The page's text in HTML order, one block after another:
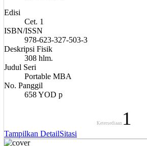
Edisi
Cet. 1
ISBN/ISSN
978-623-327-503-3
Deskripsi Fisik
308 hlm.
Judul Seri
Portable MBA
No. Panggil
658 YOD p
Ketersediaan 1
Tampilkan DetailSitasi